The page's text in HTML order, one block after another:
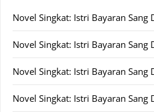
Novel Singkat: Istri Bayaran Sang
Novel Singkat: Istri Bayaran Sang
Novel Singkat: Istri Bayaran Sang
Novel Singkat: Istri Bayaran Sang